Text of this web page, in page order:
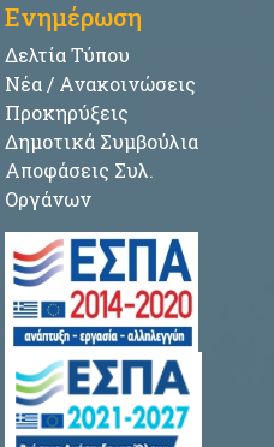
Ενημέρωση
Δελτία Τύπου
Νέα / Ανακοινώσεις
Προκηρύξεις
Δημοτικά Συμβούλια
Αποφάσεις Συλ.
Οργάνων